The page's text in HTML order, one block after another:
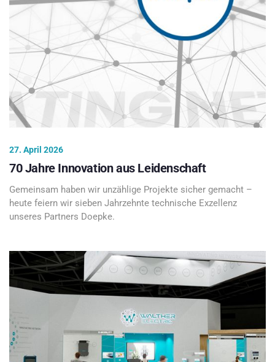
27. April 2026
70 Jahre Innovation aus Leidenschaft
Gemeinsam haben wir unzählige Projekte sicher gemacht –
heute feiern wir sieben Jahrzehnte technische Exzellenz
unseres Partners Doepke.